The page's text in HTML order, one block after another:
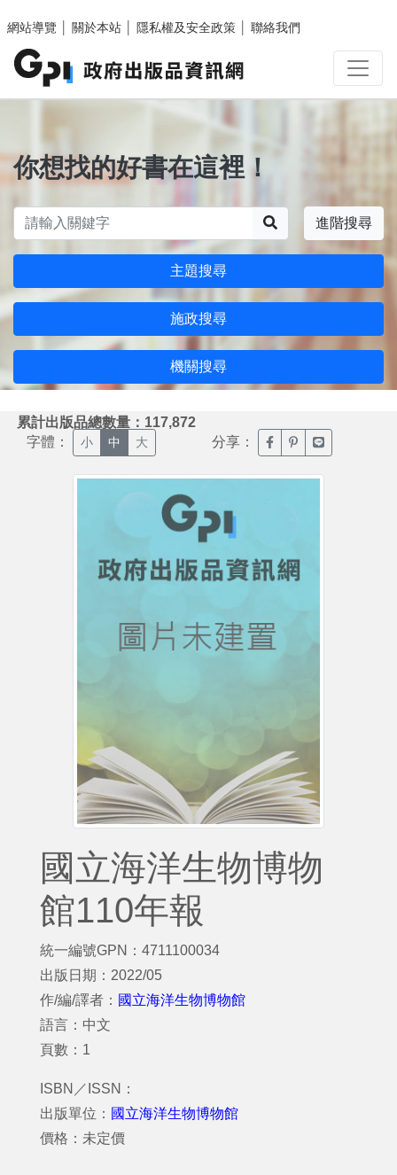
網站導覽
關於本站 隱私權及安全政策 聯絡我們
你想找的好書在這裡！
進階搜尋
主題搜尋
施政搜尋
機關搜尋
累計出版品總數量：117,872
字體： 小 中 大 分享： 臉書分享(另開新視窗)
噗浪分享(另開新
Line分享(另
國立海洋生物博物
館110年報
統一編號GPN：4711100034
出版日期：2022/05
作/編/譯者： 國立海洋生物博物館
語言：中文
頁數：1
ISBN／ISSN：
出版單位： 國立海洋生物博物館
價格：未定價